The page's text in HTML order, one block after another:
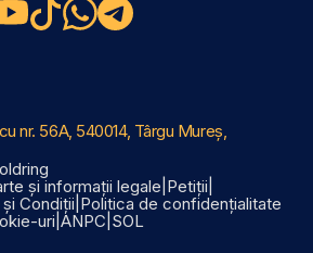
nr. 56A, 540014, Târgu Mureș,
și informații legale Petiții
Condiții Politica de confidențialitate
uri ANPC SOL